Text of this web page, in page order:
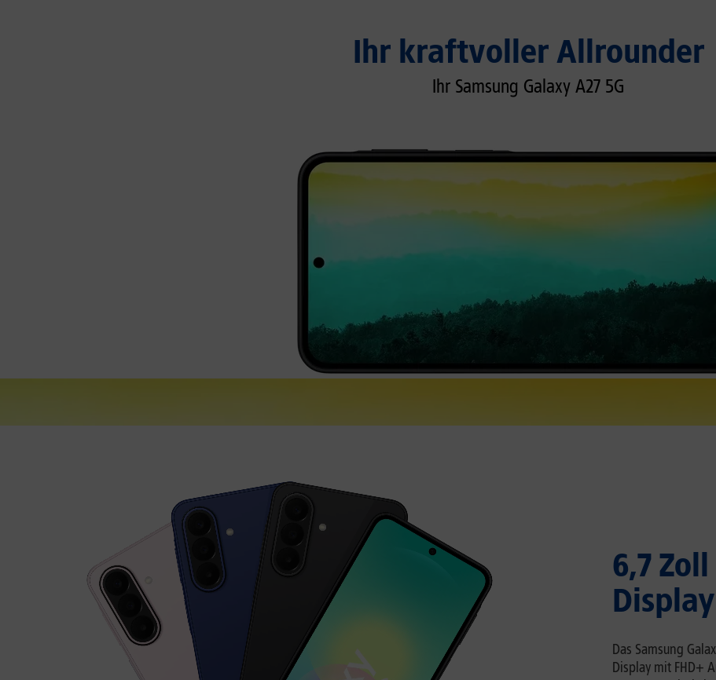
Ihr kraftvoller Allrounder
Ihr Samsung Galaxy A27 5G
6,7
Display
Das Samsung
Display mit FHD+